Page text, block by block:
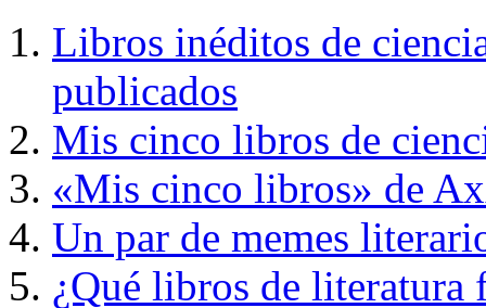
Libros inéditos de
publicados
Mis cinco libros de
«Mis cinco libros» de
Un par de memes
¿Qué libros de literatura